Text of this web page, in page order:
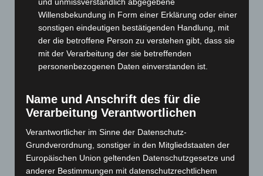
September 2024
(112)
August 2024(107)
Juli 2024 (89)
Juni 2024(107)
April 2024 (102)
März 2024(103)
Februar 2024(103)
Januar 2024(111)
Dezember 2023(130)
Willensbekundung in Form einer Erklärung oder einer
sonstigen eindeutigen bestätigenden Handlung, mit
der die betroffene Person zu verstehen gibt, dass sie
mit der Verarbeitung der sie betreffenden
personenbezogenen Daten einverstanden ist.
Name und Anschrift des für die
Verarbeitung Verantwortlichen
Verantwortlicher im Sinne der Datenschutz-
Grundverordnung, sonstiger in den Mitgliedstaaten der
Europäischen Union geltenden Datenschutzgesetze und
anderer Bestimmungen mit datenschutzrechtlichem